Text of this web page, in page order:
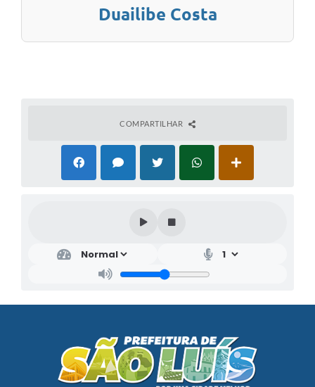
Duailibe Costa
COMPARTILHAR